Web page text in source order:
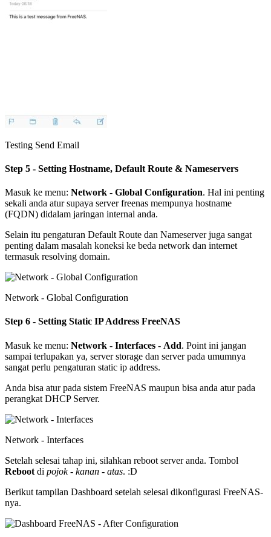
Testing Send Email
Step 5 - Setting Hostname, Default Route & Nameservers
Masuk ke menu: Network - Global Configuration. Hal ini penting
sekali anda atur supaya server freenas mempunya hostname
(FQDN) didalam jaringan internal anda.
Selain itu pengaturan Default Route dan Nameserver juga sangat
penting dalam masalah koneksi ke beda network dan internet
termasuk resolving domain.
Network - Global Configuration
Step 6 - Setting Static IP Address FreeNAS
Masuk ke menu: Network - Interfaces - Add. Point ini jangan
sampai terlupakan ya, server storage dan server pada umumnya
sangat perlu pengaturan static ip address.
Anda bisa atur pada sistem FreeNAS maupun bisa anda atur pada
perangkat DHCP Server.
Network - Interfaces
Setelah selesai tahap ini, silahkan reboot server anda. Tombol
Reboot di pojok - kanan - atas. :D
Berikut tampilan Dashboard setelah selesai dikonfigurasi FreeNAS-
nya.